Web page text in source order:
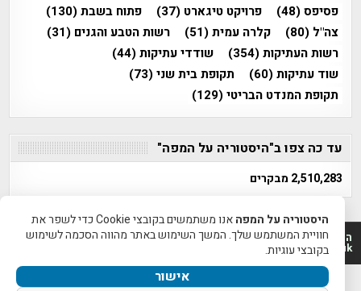
פסיפס(48) פרויקט טיגארט (37) פתוח בשבת(130)
צה"ל (80) קלרה עמית(51) רשות הטבע והגנים (31)
רשות העתיקות(354) שודדי עתיקות(44)
שוד עתיקות(60) תקופת בית שני(73)
תקופת המנדט הבריטי(129)
עד כה צפו ב"היסטוריה על המפה"
2,510,283 מבקרים
היסטוריה על המפה 2011-2026 | פרוייקט טיגארט 2012-2026|
www.mapah.co.il | www.tegart.uk
היסטוריה על המפה
אנו משתמשים בקובצי Cookie כדי לשפר את
חוויית המשתמש שלך. המשך השימוש באתר מהווה הסכמה לשימוש
בקובצי עוגיות.
אישור